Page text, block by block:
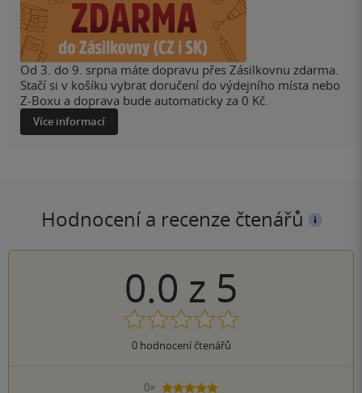
Od 3. do 9. srpna máte dopravu přes Zásilkovnu zdarma.
Stačí si v košíku vybrat doručení do výdejního místa nebo
Z-Boxu a doprava bude automaticky za 0 Kč.
Více informací
Hodnocení a recenze čtenářů
0.0 z 5
0hodnocení čtenářů
0× 5 hvězdiček